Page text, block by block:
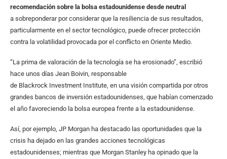
recomendación sobre la bolsa estadounidense desde neutral
a sobreponderar por considerar que la resiliencia de sus resultados,
particularmente en el sector tecnológico, puede ofrecer protección
contra la volatilidad provocada por el conflicto en Oriente Medio.
“La prima de valoración de la tecnología se ha erosionado”, escribió
hace unos días Jean Boivin, responsable
de Blackrock Investment Institute, en una visión compartida por otros
grandes bancos de inversión estadounidenses, que habían comenzado
el año favoreciendo la bolsa europea frente a la estadounidense.
Así, por ejemplo, JP Morgan ha destacado las oportunidades que la
crisis ha dejado en las grandes acciones tecnológicas
estadounidenses; mientras que Morgan Stanley ha opinado que la